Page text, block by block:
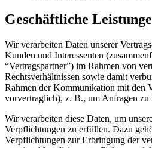
Geschäftliche
Wir verarbeiten Daten unserer
Kunden und Interessenten
“Vertragspartner”) im Rahmen von
Rechtsverhältnissen sowie damit
Rahmen der Kommunikation mit den
vorvertraglich), z. B., um Anfragen zu
Wir verarbeiten diese Daten, um
Verpflichtungen zu erfüllen. Dazu
Verpflichtungen zur Erbringung der